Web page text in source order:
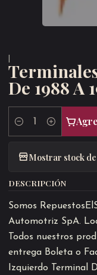
De 1988 A
Cantidad
Mostrar stock
DESCRIPCIÓN
Somos
Automotriz SpA.
Todos nuestros
entrega Boleta o
Izquierdo Terminal